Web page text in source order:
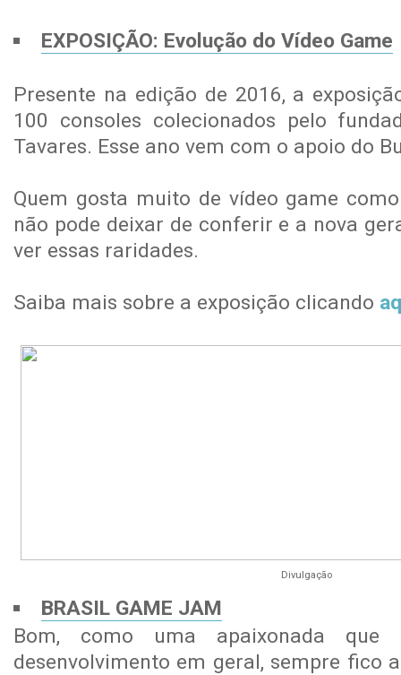
EXPOSIÇÃO: Evolução do Vídeo Game
Presente na edição de 2016, a
100 consoles colecionados pelo
Tavares. Esse ano vem com o apoio do
Quem gosta muito de vídeo game
não pode deixar de conferir e a nova
ver essas raridades.
Saiba mais sobre a exposição clicando
Divulgação
BRASIL GAME JAM
Bom, como uma apaixonada
desenvolvimento em geral, sempre fico